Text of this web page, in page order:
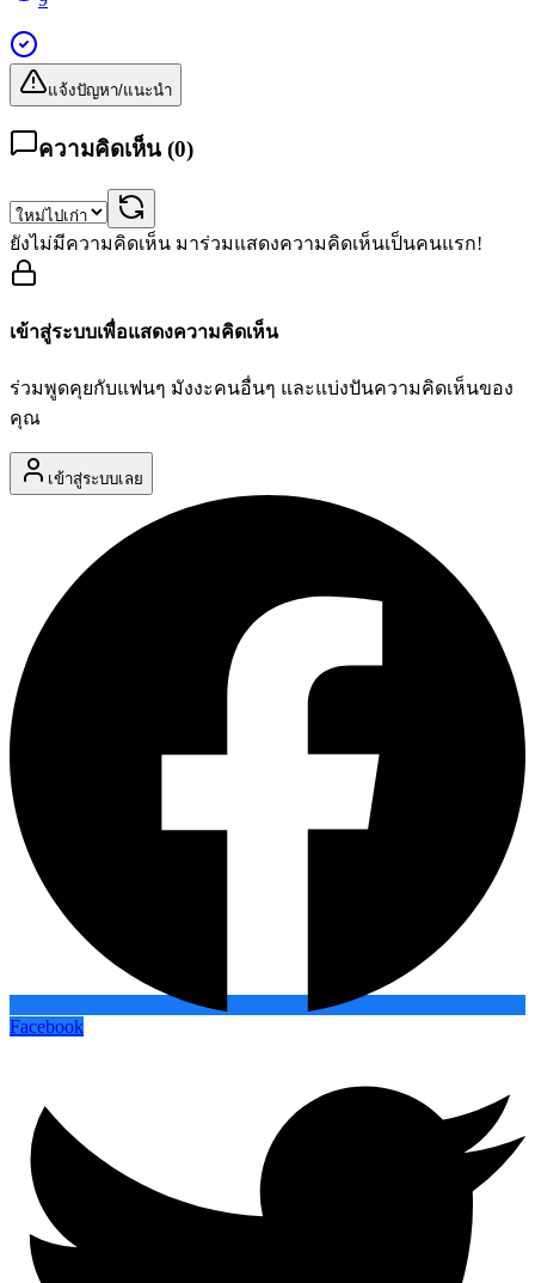
แจ้งปัญหา/แนะนำ
ความคิดเห็น (0)
ยังไม่มีความคิดเห็น มาร่วมแสดงความคิดเห็นเป็นคนแรก!
เข้าสู่ระบบเพื่อแสดงความคิดเห็น
ร่วมพูดคุยกับแฟนๆ มังงะคนอื่นๆ และแบ่งปันความคิดเห็นของ
คุณ
เข้าสู่ระบบเลย
Facebook